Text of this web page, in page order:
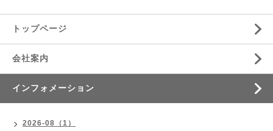
トップページ
会社案内
インフォメーション
2026-08（1）